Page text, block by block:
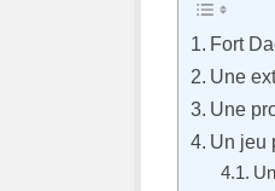
Fort
Une
Une
Un jeu